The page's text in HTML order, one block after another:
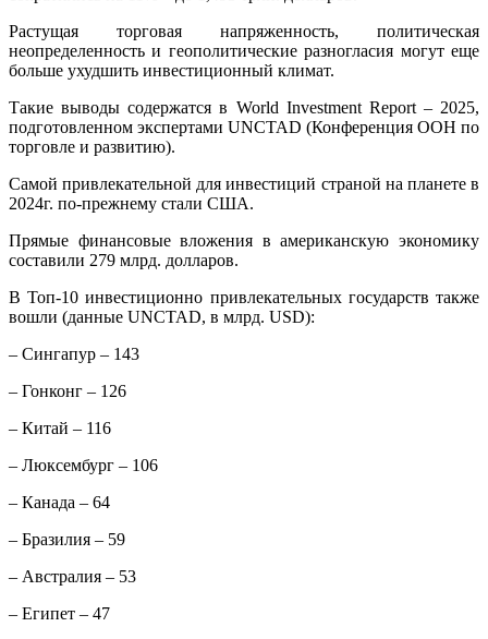
Растущая торговая напряженность, политическая
неопределенность и геополитические разногласия могут еще
больше ухудшить инвестиционный климат.
Такие выводы содержатся в World Investment Report – 2025,
подготовленном экспертами UNCTAD (Конференция ООН по
торговле и развитию).
Самой привлекательной для инвестиций страной на планете в
2024г. по-прежнему стали США.
Прямые финансовые вложения в американскую экономику
составили 279 млрд. долларов.
В Топ-10 инвестиционно привлекательных государств также
вошли (данные UNCTAD, в млрд. USD):
– Сингапур – 143
– Гонконг – 126
– Китай – 116
– Люксембург – 106
– Канада – 64
– Бразилия – 59
– Австралия – 53
– Египет – 47